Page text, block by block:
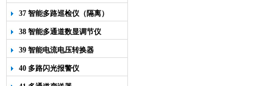
37 智能多路巡检仪（隔离）
38 智能多通道数显调节仪
39 智能电流电压转换器
40 多路闪光报警仪